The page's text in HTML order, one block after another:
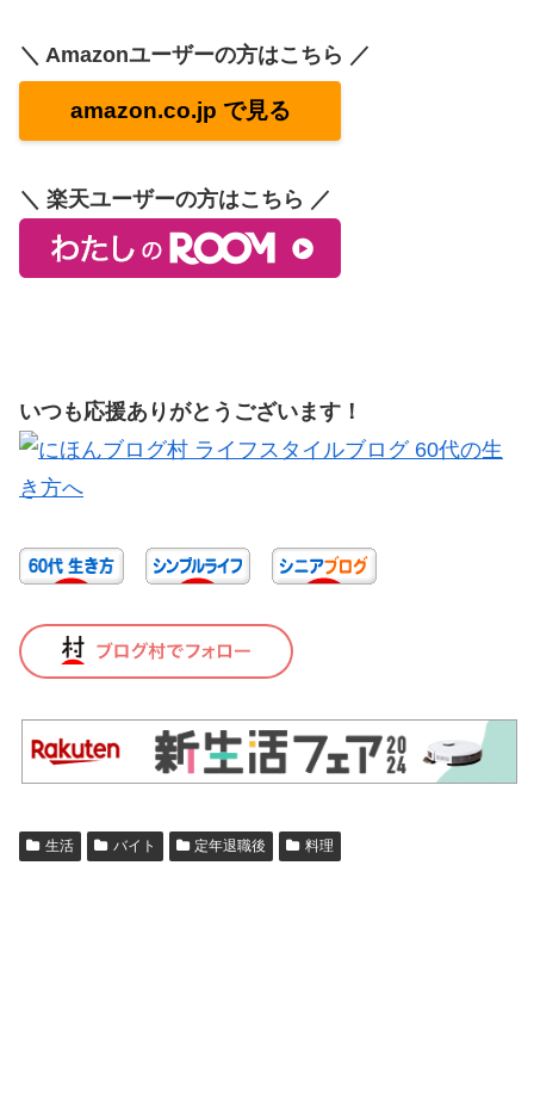
＼ Amazonユーザーの方はこちら ／
amazon.co.jp で見る
＼ 楽天ユーザーの方はこちら ／
いつも応援ありがとうございます！
生活 バイト 定年退職後 料理